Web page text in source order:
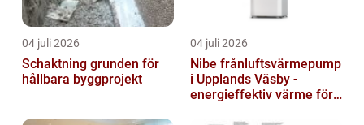
04 juli 2026
Schaktning grunden för
hållbara byggprojekt
04 juli 2026
Nibe frånluftsvärmepump
i Upplands Väsby -
energieffektiv värme för